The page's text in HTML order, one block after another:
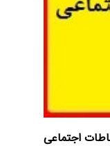
اجتماعی